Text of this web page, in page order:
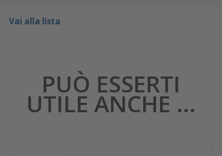
Vai alla lista
PUÒ ESSERTI
UTILE ANCHE ...